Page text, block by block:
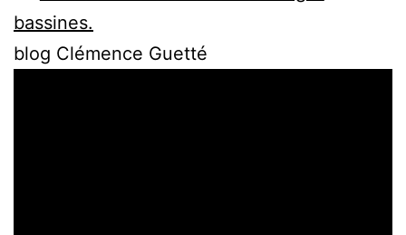
bassines.
blog Clémence Guetté